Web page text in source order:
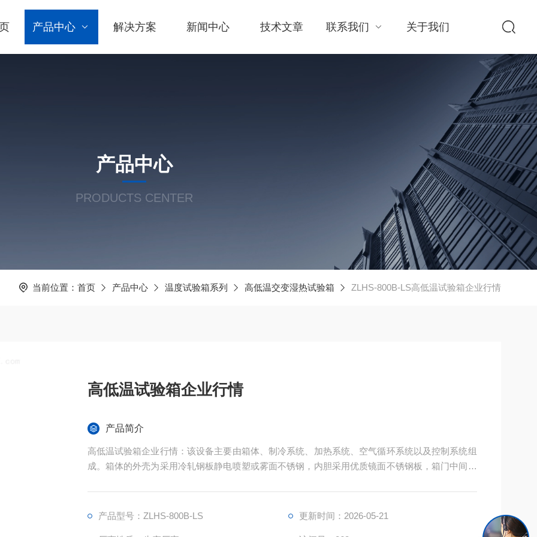
产品中心 解决方案 新闻中心 技术文章 联系我们 关于我们
产品中心
PRODUCTS CENTER
当前位置： 首页 产品中心 温度试验箱系列 高低温交变湿热试验箱 ZLHS-800B-LS高低温试验箱企业行情
高低温试验箱企业行情
产品简介
高低温试验箱企业行情：该设备主要由箱体、制冷系统、加热系统、空气循环系统以及控制系统组
成。箱体的外壳为采用冷轧钢板静电喷塑或雾面不锈钢，内胆采用优质镜面不锈钢板，箱门中间设
产品型号：ZLHS-800B-LS 更新时间：2026-05-21